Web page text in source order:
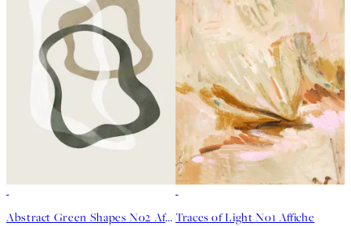
Abstract Green Shapes No2 Affiche Traces of Light No1 Affiche